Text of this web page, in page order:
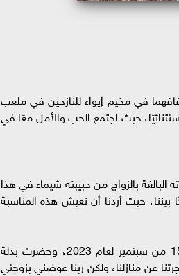
في مخيم إيواء للنازحين في ملعب
حيث اجتمع الحب والأمل معًا في
بالزواج من حبيبته شيماء في هذا
حيث أردنا أن نعيش هذه المناسبة
وعن بداية قصة حبه مع زوجته، قال العريس محمود: "اتخطبنا أنا وشيماء في 15 من سبتمبر لعام 2023، وحضرت بدلة
عن منازلنا، ولكن ربنا عوضني بزوجتي